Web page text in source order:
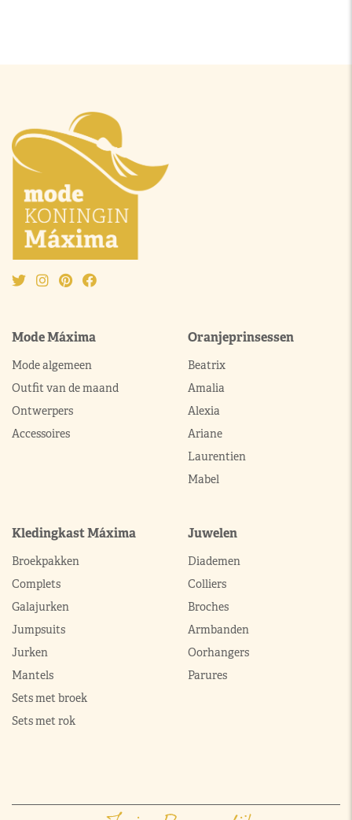
Mode Máxima
Mode algemeen
Outfit van de maand
Ontwerpers
Accessoires
Oranjeprinsessen
Beatrix
Amalia
Alexia
Ariane
Laurentien
Mabel
Kledingkast Máxima
Broekpakken
Complets
Galajurken
Jumpsuits
Jurken
Mantels
Sets met broek
Sets met rok
Juwelen
Diademen
Colliers
Broches
Armbanden
Oorhangers
Parures